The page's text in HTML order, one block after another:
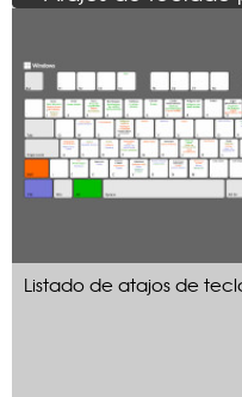
Listado de atajos de